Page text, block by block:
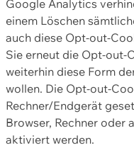
Google Analytics
einem Löschen
auch diese Opt-out-
Sie erneut die Opt-out-
weiterhin diese Form
wollen. Die Opt-out-
Rechner/Endgerät
Browser, Rechner oder
aktiviert werden.